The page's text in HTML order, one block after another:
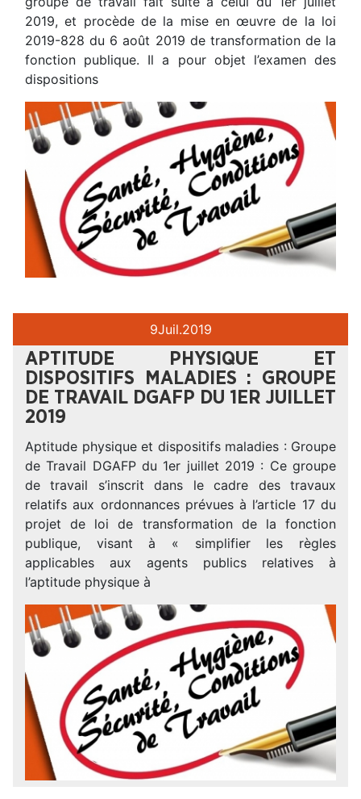
2019, et procède de la mise en œuvre de la loi
2019-828 du 6 août 2019 de transformation de la
fonction publique. Il a pour objet l’examen des
dispositions
9Juil.2019
APTITUDE PHYSIQUE ET
DISPOSITIFS MALADIES : GROUPE
DE TRAVAIL DGAFP DU 1ER JUILLET
2019
Aptitude physique et dispositifs maladies : Groupe
de Travail DGAFP du 1er juillet 2019 : Ce groupe
de travail s’inscrit dans le cadre des travaux
relatifs aux ordonnances prévues à l’article 17 du
projet de loi de transformation de la fonction
publique, visant à « simplifier les règles
applicables aux agents publics relatives à
l’aptitude physique à